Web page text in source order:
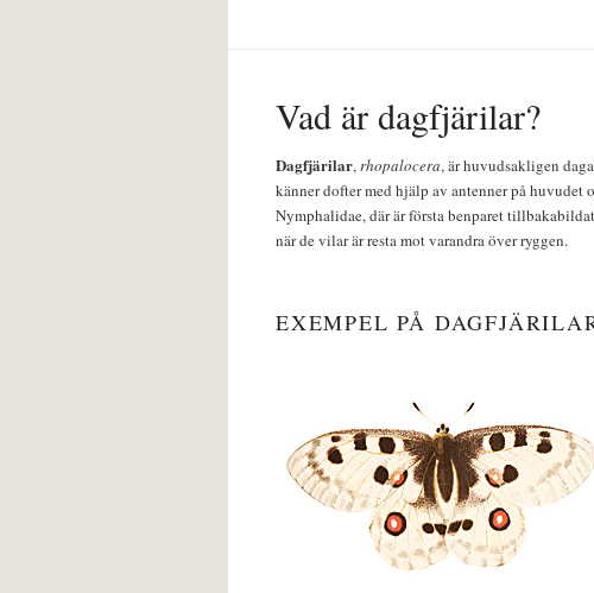
Vad är dagfjärilar?
Dagfjärilar,rhopalocera, är huvudsakligen
känner dofter med hjälp av antenner på huvudet
Nymphalidae, där är första benparet
när de vilar är resta mot varandra över ryggen.
EXEMPEL PÅ